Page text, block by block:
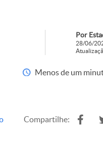
Por
28/06/
Menos de um
Compartilhe: